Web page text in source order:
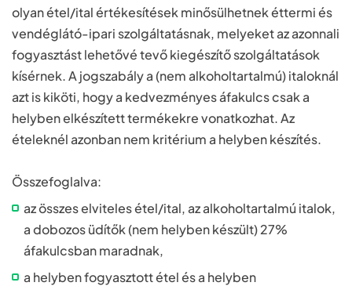
olyan étel/ital értékesítések minősülhetnek éttermi és
vendéglátó-ipari szolgáltatásnak, melyeket az azonnali
fogyasztást lehetővé tevő kiegészítő szolgáltatások
kísérnek. A jogszabály a (nem alkoholtartalmú) italoknál
azt is kiköti, hogy a kedvezményes áfakulcs csak a
helyben elkészített termékekre vonatkozhat. Az
ételeknél azonban nem kritérium a helyben készítés.
Összefoglalva:
az összes elviteles étel/ital, az alkoholtartalmú italok,
a dobozos üdítők (nem helyben készült) 27%
áfakulcsban maradnak,
a helyben fogyasztott étel és a helyben